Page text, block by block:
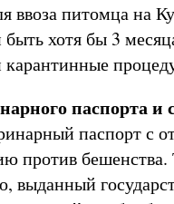
ввоза питомца на
быть хотя бы 3
паспорта и
паспорт с
против бешенства.
выданный